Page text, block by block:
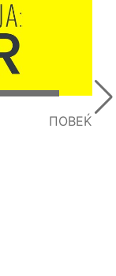
ПОВЕЌЕ